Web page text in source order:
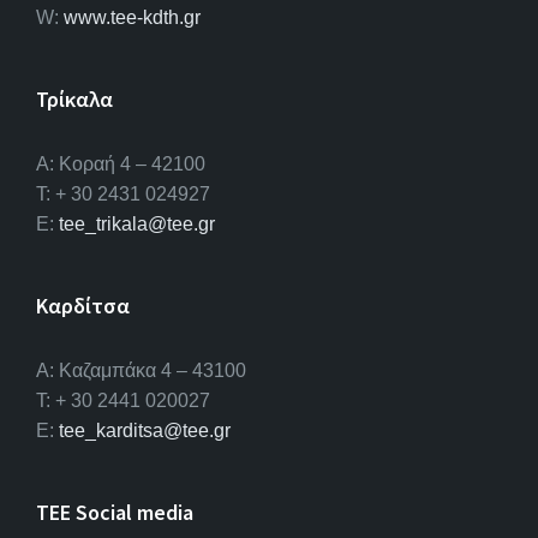
W: www.tee-kdth.gr
Τρίκαλα
Α: Κοραή 4 – 42100
T: + 30 2431 024927
E: tee_trikala@tee.gr
Καρδίτσα
Α: Καζαμπάκα 4 – 43100
T: + 30 2441 020027
E: tee_karditsa@tee.gr
TEE Social media